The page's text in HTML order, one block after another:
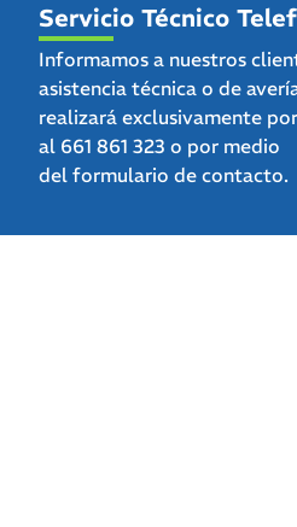
Servicio Técnico
Informamos a nuestros
asistencia técnica o de
realizará exclusivamente
al 661 861 323 o por medio
del formulario de contacto.